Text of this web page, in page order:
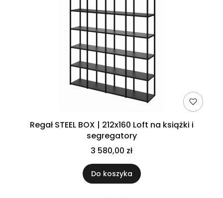
Regał STEEL BOX | 212x160 Loft na książki i
segregatory
3 580,00 zł
Do koszyka